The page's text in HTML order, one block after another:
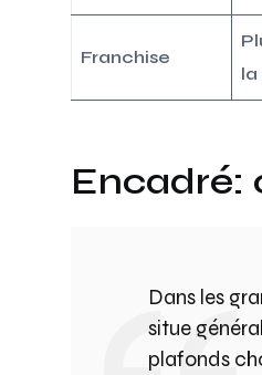
Franchise
la
Encadré:
Dans les
situe
plafonds